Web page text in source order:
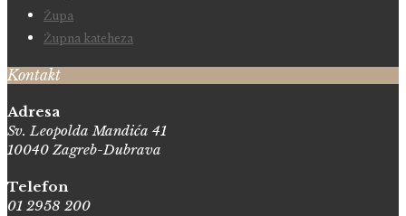
Župa
Župna kateheza
Kontakt
Adresa
Sv. Leopolda Mandića 41
10040 Zagreb-Dubrava
Telefon
01 2958 200